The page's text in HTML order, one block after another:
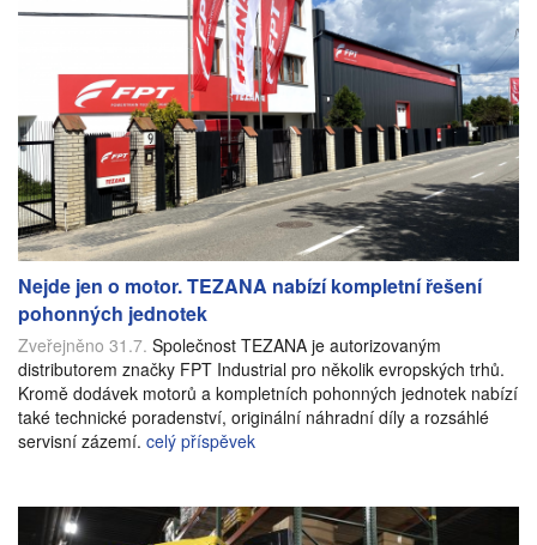
Nejde jen o motor. TEZANA nabízí kompletní řešení
pohonných jednotek
Zveřejněno 31.7. Společnost TEZANA je autorizovaným
distributorem značky FPT Industrial pro několik evropských trhů.
Kromě dodávek motorů a kompletních pohonných jednotek nabízí
také technické poradenství, originální náhradní díly a rozsáhlé
servisní zázemí. celý příspěvek